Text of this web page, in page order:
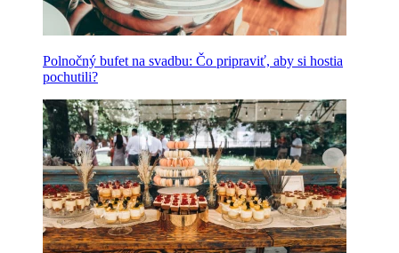
Polnočný bufet na svadbu: Čo pripraviť, aby si hostia
pochutili?